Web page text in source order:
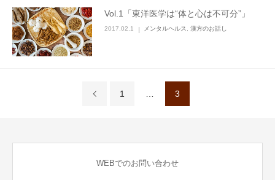
Vol.1「東洋医学は“体と心は不可分”」
2017.02.1 メンタルヘルス, 漢方のお話し
1 … 3
WEBでのお問い合わせ